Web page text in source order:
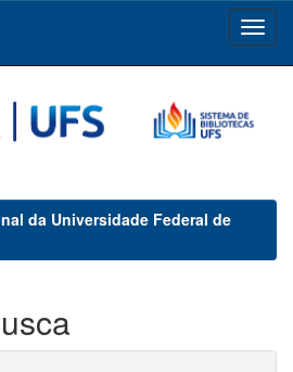
da Universidade Federal de